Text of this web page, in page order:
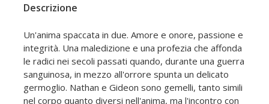
Descrizione
Un'anima spaccata in due. Amore e onore, passione e
integrità. Una maledizione e una profezia che affonda
le radici nei secoli passati quando, durante una guerra
sanguinosa, in mezzo all'orrore spunta un delicato
germoglio. Nathan e Gideon sono gemelli, tanto simili
nel corpo quanto diversi nell'anima, ma l'incontro con